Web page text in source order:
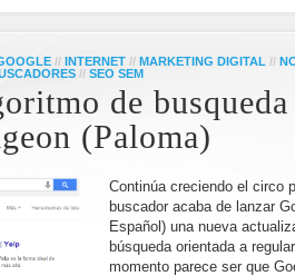
// INTERNET // MARKETING DIGITAL //
// SEO SEM
de
(Paloma)
Continúa creciendo el circo
buscador acaba de lanzar
Español) una nueva
búsqueda orientada a
momento parece ser que